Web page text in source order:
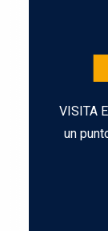
VISITA
un